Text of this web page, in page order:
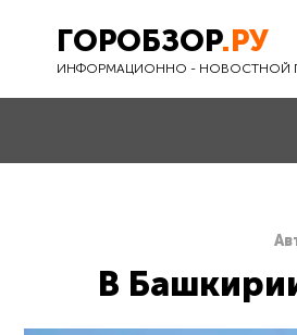
ГОРОБЗОР.РУ
ИНФОРМАЦИОННО - НОВОСТНОЙ
В